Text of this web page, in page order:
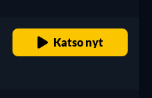
Katso nyt